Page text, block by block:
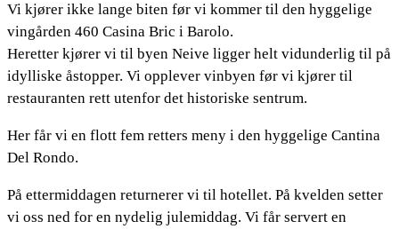
Vi kjører ikke lange biten før vi kommer til den hyggelige
vingården 460 Casina Bric i Barolo.
Heretter kjører vi til byen Neive ligger helt vidunderlig til på
idylliske åstopper. Vi opplever vinbyen før vi kjører til
restauranten rett utenfor det historiske sentrum.
Her får vi en flott fem retters meny i den hyggelige Cantina
Del Rondo.
På ettermiddagen returnerer vi til hotellet. På kvelden setter
vi oss ned for en nydelig julemiddag. Vi får servert en